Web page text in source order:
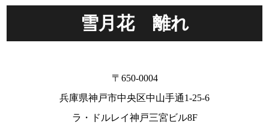
雪月花 離れ
〒650-0004
兵庫県神戸市中央区中山手通1-25-6
ラ・ドルレイ神戸三宮ビル8F